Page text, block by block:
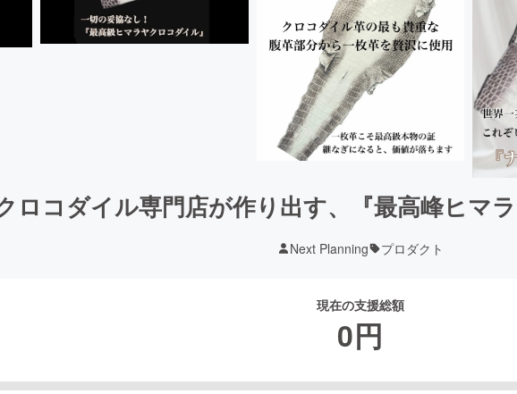
ロコダイル専門店が作り出す、『最高峰ヒマ
Next Planning プロダクト
現在の支援総額
0円